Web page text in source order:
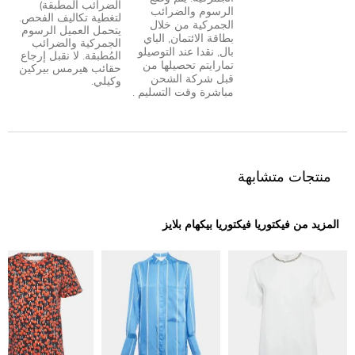
الرسوم والضرائب
الجمركية من خلال
بطاقة الائتمان
الباي
بال
نقدا عند التوصيلو
تمارا يتم تحصيلها من
قبل شركة الشحن
مباشرة وقت التسليم .
الضرائب المطبقة)
لتغطية تكاليف الفحص.
يتحمل العميل الرسوم
الجمركية والضرائب
المُطبقة. لا نقبل إرجاع
حقائب هيرمس بيركين
وكيلي.
منتجات متشابهة
المزيد من فيكتوريا فيكتوريا بيكهام بلايز